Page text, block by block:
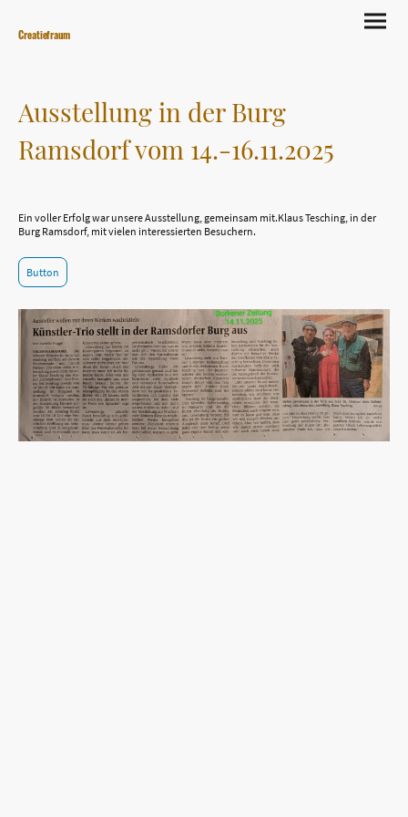
Creatiefraum
Ausstellung in der Burg
Ramsdorf vom 14.-16.11.2025
Ein voller Erfolg war unsere Ausstellung, gemeinsam mit.Klaus Tesching, in der
Burg Ramsdorf, mit vielen interessierten Besuchern.
Button